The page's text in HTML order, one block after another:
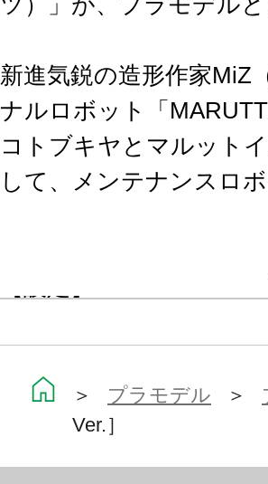
新進気鋭の造形作家MiZ
ナルロボット「
コトブキヤとマルット
して、メンテナンスロ
リースした、最新型の
街の環境を保つために
ントやアームに様々な
＞ プラモデル ＞
Ver.］